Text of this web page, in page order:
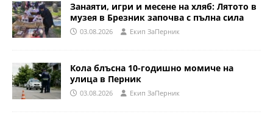
Занаяти, игри и месене на хляб: Лятото в
музея в Брезник започва с пълна сила
03.08.2026 Eкип ЗаПерник
Кола блъсна 10-годишно момиче на
улица в Перник
03.08.2026 Eкип ЗаПерник